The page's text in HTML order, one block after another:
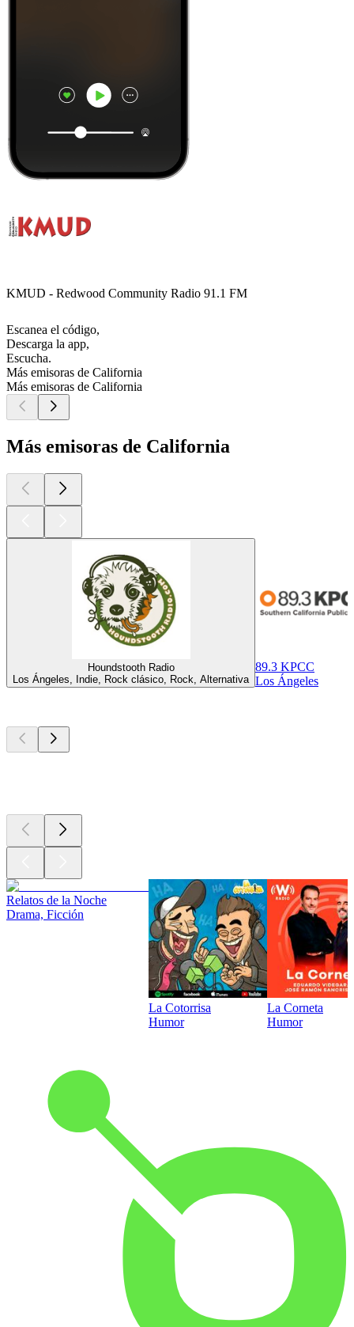
KMUD - Redwood Community Radio 91.1 FM
Escanea el código,
Descarga la app,
Escucha.
Más emisoras de California
Más emisoras de California
Más emisoras de California
Houndstooth Radio
Los Ángeles, Indie, Rock clásico, Rock, Alternativa
89.3 KPCC
Los Ángeles
Relatos de la Noche
Drama, Ficción
La Cotorrisa
Humor
La Corneta
Humor